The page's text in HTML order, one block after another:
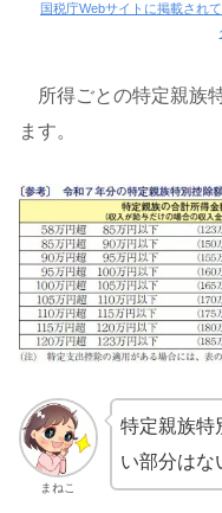
国税庁Webサイトに掲載され
所得ごとの特定親族
ます。
まねこ
特定親族特
い部分はな